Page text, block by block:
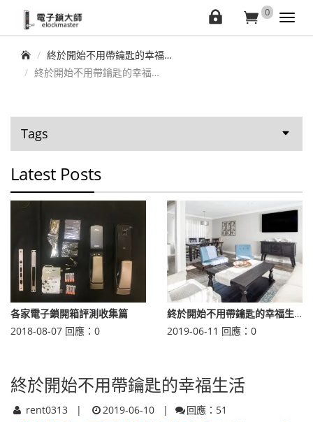
elockmaster
購 0
會
首頁 終於開始不用帶鑰匙的幸福生活
終於開始不用帶鑰匙的幸福生活
Tags
Latest Posts
各家電子鎖開箱評測收集篇
2018-08-07 回應： 0
終於開始不用帶鑰匙的幸福生活
2019-06-11 回應： 0
終於開始不用帶鑰匙的幸福生活
rent0313 2019-06-10 回應：51